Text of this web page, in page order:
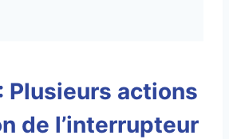
Plusieurs actions
de l’interrupteur